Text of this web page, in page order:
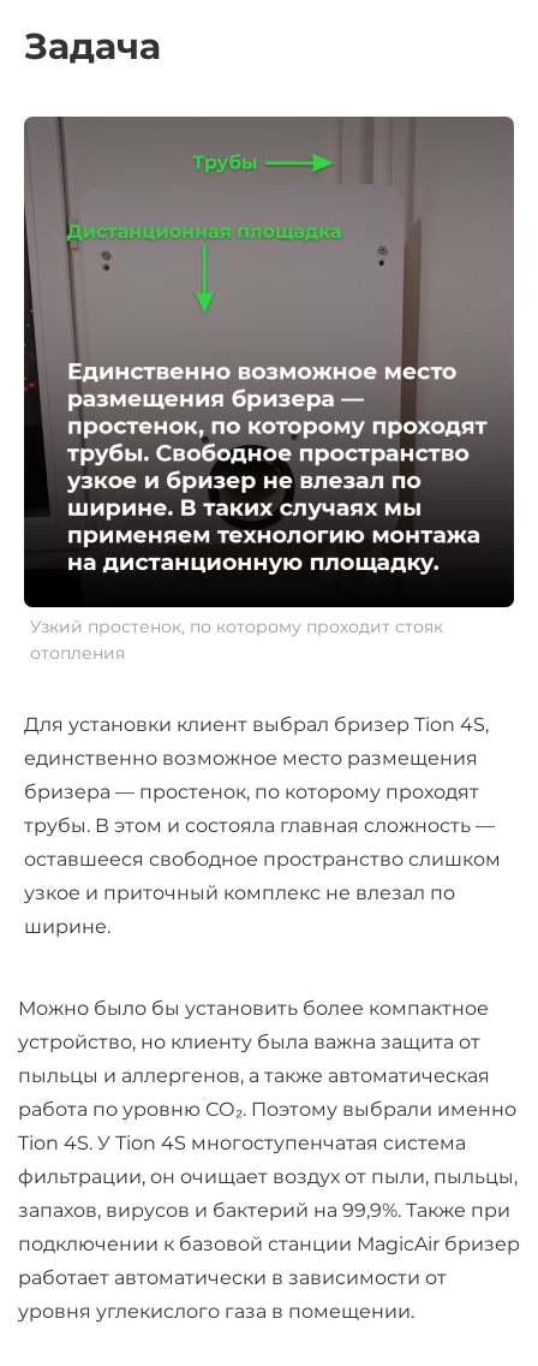
Задача
Узкий простенок, по которому проходит стояк
отопления
Для установки клиент выбрал бризер Tion 4S,
единственно возможное место размещения
бризера — простенок, по которому проходят
трубы. В этом и состояла главная сложность —
оставшееся свободное пространство слишком
узкое и приточный комплекс не влезал по
ширине.
Можно было бы установить более компактное
устройство, но клиенту была важна защита от
пыльцы и аллергенов, а также автоматическая
работа по уровню СО₂. Поэтому выбрали именно
Tion 4S. У Tion 4S многоступенчатая система
фильтрации, он очищает воздух от пыли, пыльцы,
запахов, вирусов и бактерий на 99,9%. Также при
подключении к базовой станции MagicAir бризер
работает автоматически в зависимости от
уровня углекислого газа в помещении.